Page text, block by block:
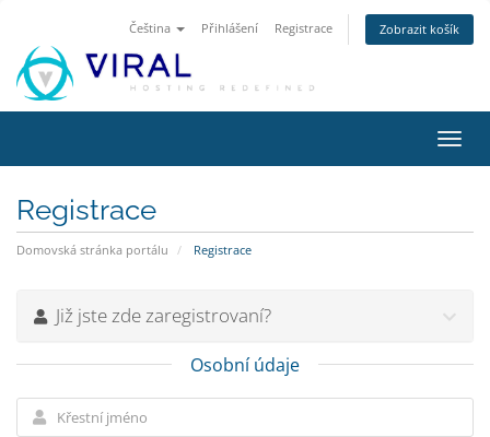
Čeština Přihlášení Registrace Zobrazit košík
Registrace
Domovská stránka portálu Registrace
Již jste zde zaregistrovaní?
Osobní údaje